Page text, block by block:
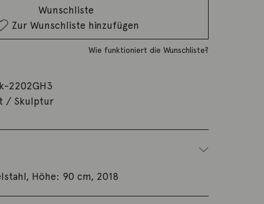
Wunschliste
Zur Wunschliste hinzufügen
Wie funktioniert die Wunschliste?
2202GH3
/ Skulptur
Höhe: 90 cm, 2018